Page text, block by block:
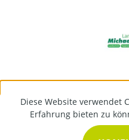
Diese Website verwendet
Erfahrung bieten zu